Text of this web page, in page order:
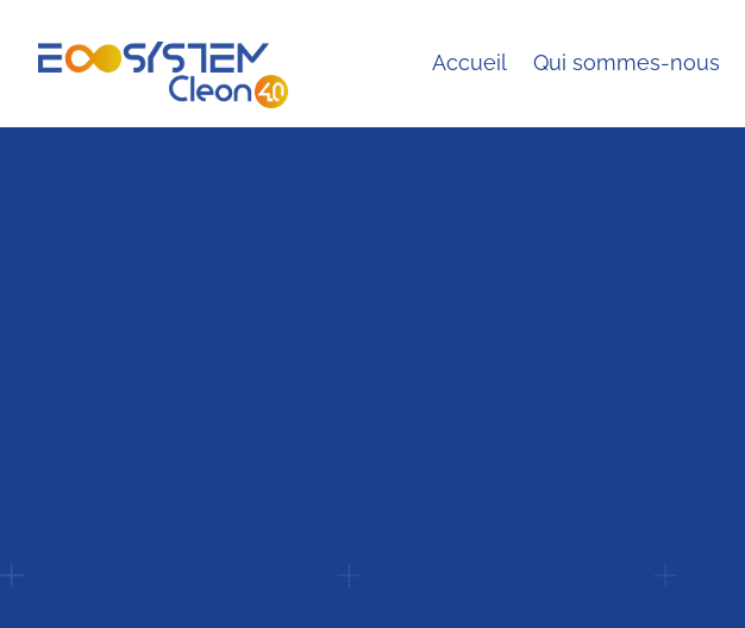
Accueil Qui sommes-nous